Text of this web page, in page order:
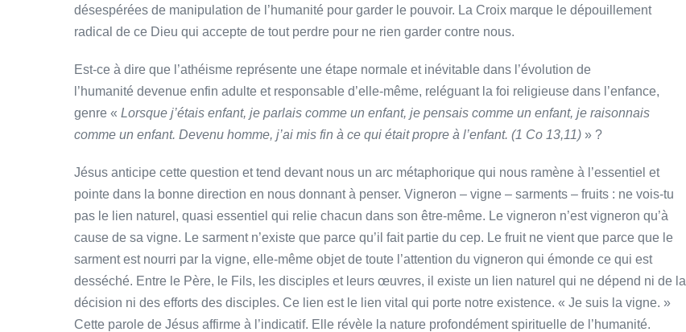
désespérées de manipulation de l’humanité pour garder le pouvoir. La Croix marque le dépouillement
radical de ce Dieu qui accepte de tout perdre pour ne rien garder contre nous.
Est-ce à dire que l’athéisme représente une étape normale et inévitable dans l’évolution de
l’humanité devenue enfin adulte et responsable d’elle-même, reléguant la foi religieuse dans l’enfance,
genre « Lorsque j’étais enfant, je parlais comme un enfant, je pensais comme un enfant, je raisonnais
comme un enfant. Devenu homme, j’ai mis fin à ce qui était propre à l’enfant. (1 Co 13,11) » ?
Jésus anticipe cette question et tend devant nous un arc métaphorique qui nous ramène à l’essentiel et
pointe dans la bonne direction en nous donnant à penser. Vigneron – vigne – sarments – fruits : ne vois-tu
pas le lien naturel, quasi essentiel qui relie chacun dans son être-même. Le vigneron n’est vigneron qu’à
cause de sa vigne. Le sarment n’existe que parce qu’il fait partie du cep. Le fruit ne vient que parce que le
sarment est nourri par la vigne, elle-même objet de toute l’attention du vigneron qui émonde ce qui est
desséché. Entre le Père, le Fils, les disciples et leurs œuvres, il existe un lien naturel qui ne dépend ni de la
décision ni des efforts des disciples. Ce lien est le lien vital qui porte notre existence. « Je suis la vigne. »
Cette parole de Jésus affirme à l’indicatif. Elle révèle la nature profondément spirituelle de l’humanité.